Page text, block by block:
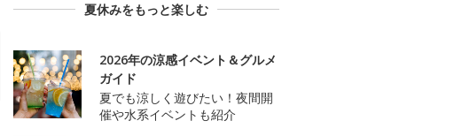
夏休みをもっと楽しむ
2026年の涼感イベント＆グルメ
ガイド
夏でも涼しく遊びたい！夜間開
催や水系イベントも紹介